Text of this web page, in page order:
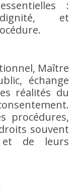
:
et
Maître
échange
réalités du
procédures,
souvent
et de leurs